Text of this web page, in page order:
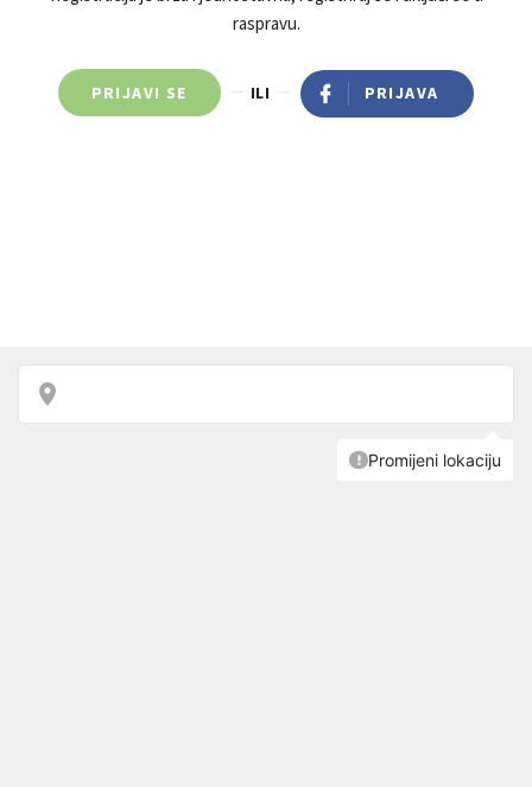
raspravu.
PRIJAVI SE ILI PRIJAVA